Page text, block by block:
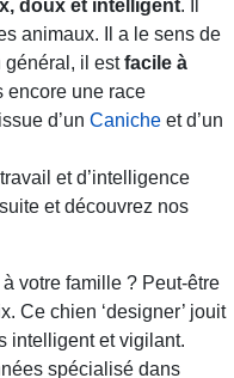
doux et intelligent. Il
animaux. Il a le sens de
général, il estfacile à
encore une race
d’un Caniche et d’un
et d’intelligence
et découvrez nos
votre famille ? Peut-être
Ce chien ‘designer’ jouit
intelligent et vigilant.
spécialisé dans